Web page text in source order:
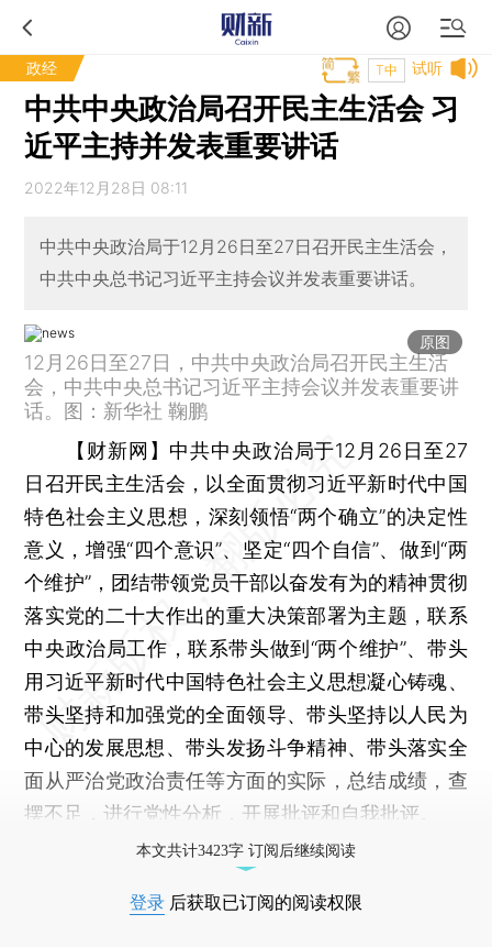
政经 试听
T中
中共中央政治局召开民主生活会 习
近平主持并发表重要讲话
2022年12月28日 08:11
中共中央政治局于12月26日至27日召开民主生活会，
中共中央总书记习近平主持会议并发表重要讲话。
原图
12月26日至27日，中共中央政治局召开民主生活
会，中共中央总书记习近平主持会议并发表重要讲
话。图：新华社 鞠鹏
【财新网】 中共中央政治局于12月26日至27
日召开民主生活会，以全面贯彻习近平新时代中国
特色社会主义思想，深刻领悟“两个确立”的决定性
意义，增强“四个意识”、坚定“四个自信”、做到“两
个维护”，团结带领党员干部以奋发有为的精神贯彻
落实党的二十大作出的重大决策部署为主题，联系
中央政治局工作，联系带头做到“两个维护”、带头
用习近平新时代中国特色社会主义思想凝心铸魂、
带头坚持和加强党的全面领导、带头坚持以人民为
中心的发展思想、带头发扬斗争精神、带头落实全
面从严治党政治责任等方面的实际，总结成绩，查
摆不足，进行党性分析，开展批评和自我批评。
本文共计3423字 订阅后继续阅读
登录 后获取已订阅的阅读权限